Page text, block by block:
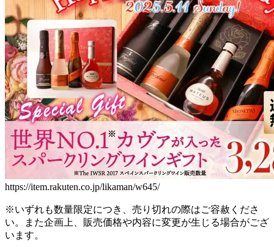
https://item.rakuten.co.jp/likaman/w645/
※いずれも数量限定につき、売り切れの際はご容赦くださ
い。また企画上、販売価格や内容に変更が生じる場合がござ
います。